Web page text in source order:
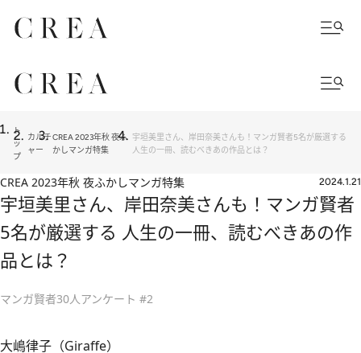
ト
ッ
プ
カルチ
ャー
CREA 2023年秋 夜ふ
かしマンガ特集
宇垣美里さん、岸田奈美さんも！マンガ賢者5名が厳選する
人生の一冊、読むべきあの作品とは？
CREA 2023年秋 夜ふかしマンガ特集 2024.1.21
宇垣美里さん、岸田奈美さんも！マンガ賢者
5名が厳選する 人生の一冊、読むべきあの作
品とは？
マンガ賢者30人アンケート #2
大嶋律子（Giraffe）